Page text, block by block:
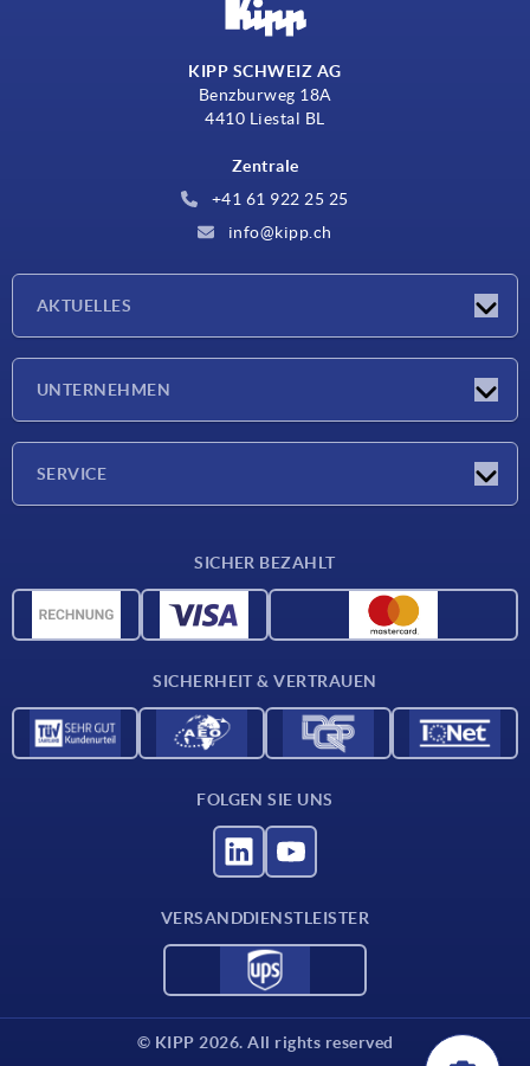
KIPP SCHWEIZ AG
Benzburweg 18A
4410 Liestal BL
Zentrale
+41 61 922 25 25
info@kipp.ch
AKTUELLES
UNTERNEHMEN
SERVICE
CAD-Daten
SICHER BEZAHLT
SICHERHEIT & VERTRAUEN
FOLGEN SIE UNS
VERSANDDIENSTLEISTER
© KIPP 2026. All rights reserved